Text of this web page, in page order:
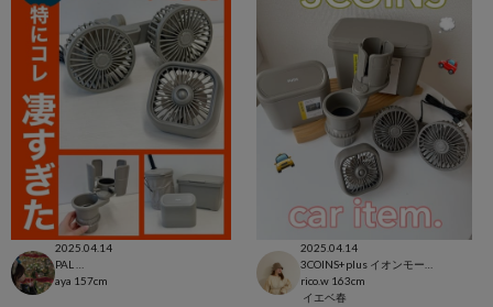
2025.04.14
aya 157cm
2025.04.14
rico.w 163cm
イエベ春